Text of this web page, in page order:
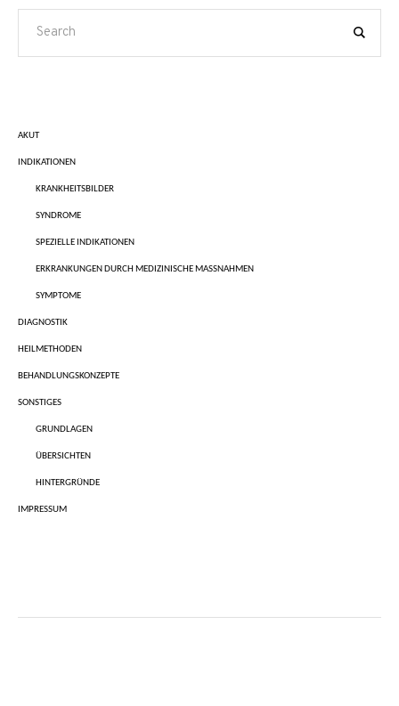
AKUT
INDIKATIONEN
KRANKHEITSBILDER
SYNDROME
SPEZIELLE INDIKATIONEN
ERKRANKUNGEN DURCH MEDIZINISCHE MASSNAHMEN
SYMPTOME
DIAGNOSTIK
HEILMETHODEN
BEHANDLUNGSKONZEPTE
SONSTIGES
GRUNDLAGEN
ÜBERSICHTEN
HINTERGRÜNDE
IMPRESSUM